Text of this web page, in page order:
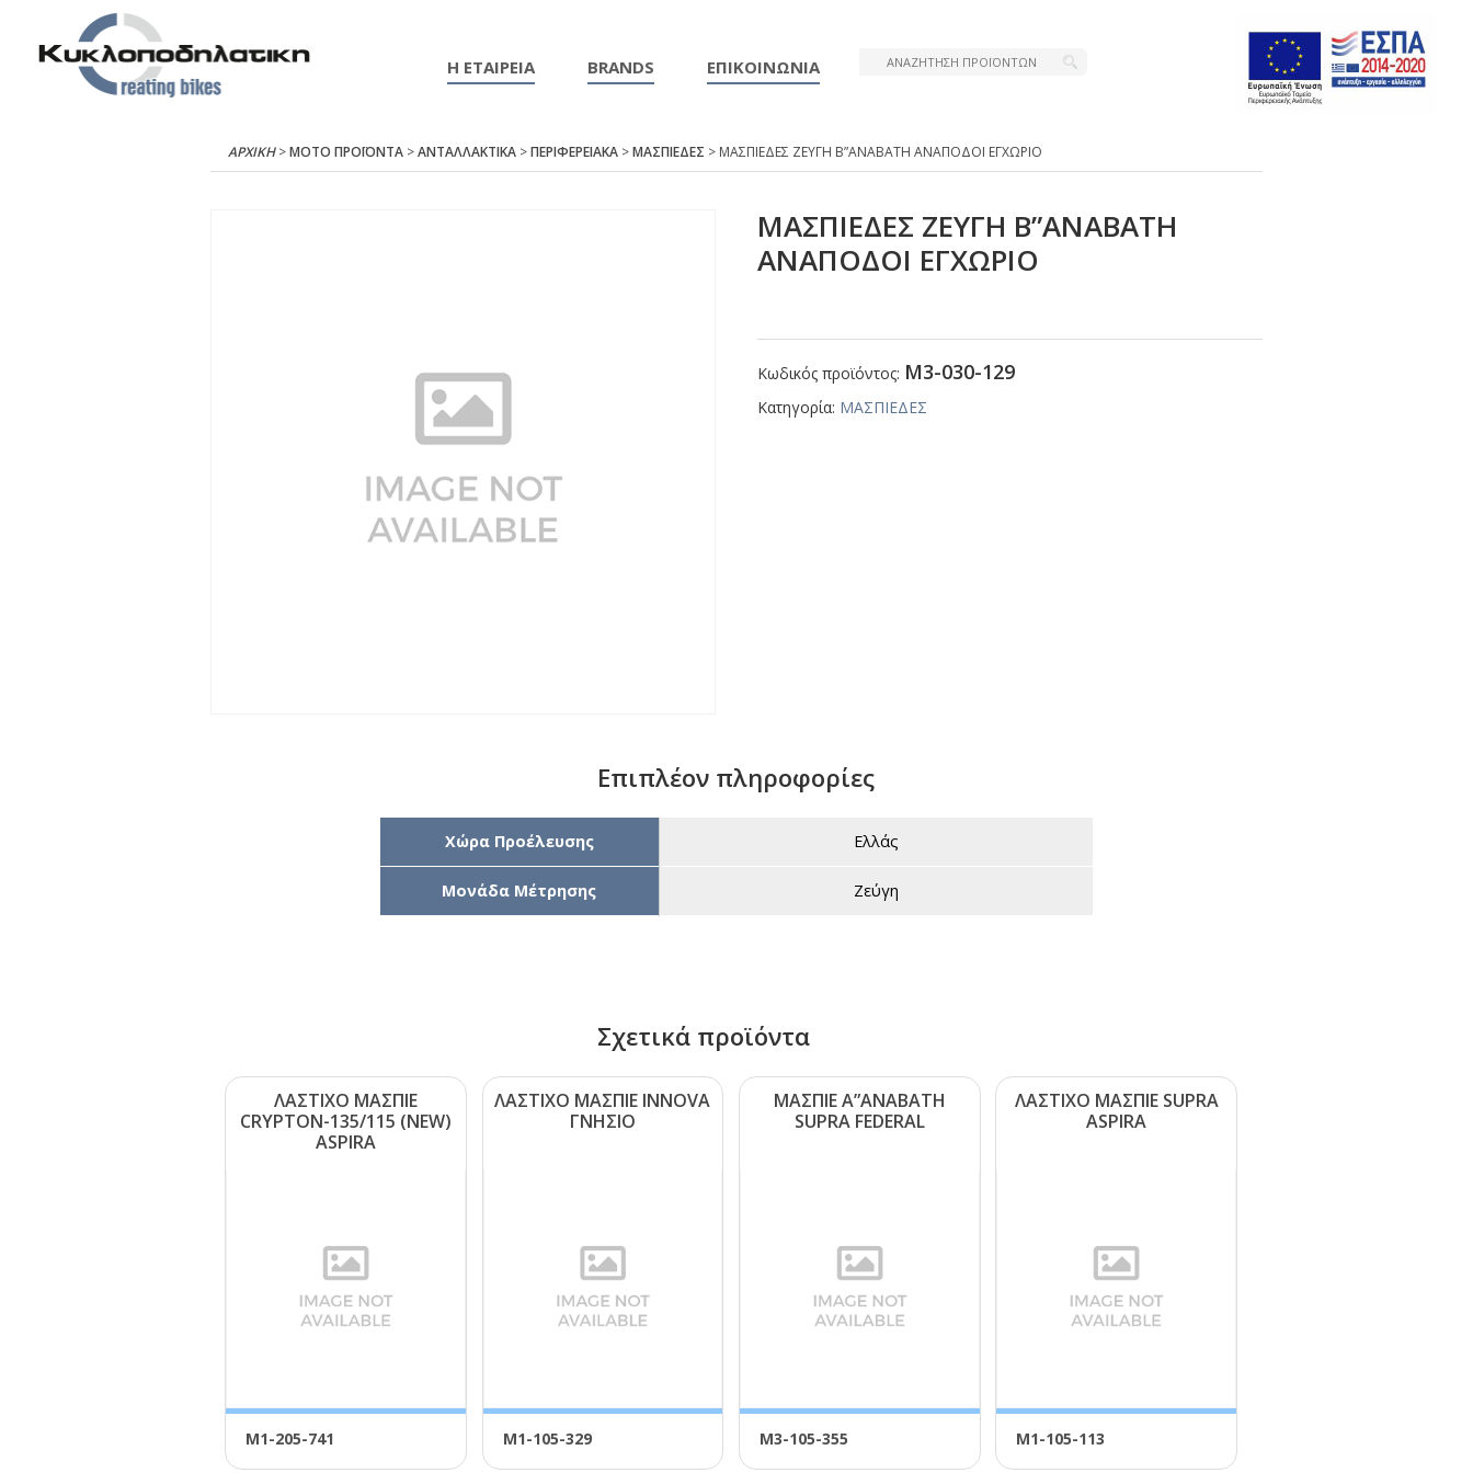
Η ΕΤΑΙΡΕΙΑ BRANDS ΕΠΙΚΟΙΝΩΝΙΑ
ΑΡΧΙΚΉ>ΜΟΤΟ ΠΡΟΪΟΝΤΑ>ΑΝΤΑΛΛΑΚΤΙΚΑ>ΠΕΡΙΦΕΡΕΙΑΚΑ>ΜΑΣΠΙΕΔΕΣ > ΜΑΣΠΙΕΔΕΣ ΖΕΥΓΗ Β”ΑΝΑΒΑΤΗ ΑΝΑΠΟΔΟΙ ΕΓΧΩΡΙΟ
ΜΑΣΠΙΕΔΕΣ ΖΕΥΓΗ Β”ΑΝΑΒΑΤΗ
ΑΝΑΠΟΔΟΙ ΕΓΧΩΡΙΟ
Κωδικός προϊόντος: Μ3-030-129
Κατηγορία: ΜΑΣΠΙΕΔΕΣ
Επιπλέον πληροφορίες
Χώρα Προέλευσης Ελλάς
Μονάδα Μέτρησης Ζεύγη
Σχετικά προϊόντα
ΛΑΣΤΙΧΟ ΜΑΣΠΙΕ
CRΥΡΤΟΝ-135/115 (ΝΕW)
ΑSΡΙRΑ
Μ1-205-741
ΛΑΣΤΙΧΟ ΜΑΣΠΙΕ ΙΝΝΟVΑ
ΓΝΗΣΙΟ
Μ1-105-329
ΜΑΣΠΙΕ Α”ΑΝΑΒΑΤΗ
SUΡRΑ FΕDΕRΑL
Μ3-105-355
ΛΑΣΤΙΧΟ ΜΑΣΠΙΕ SUΡRΑ
ΑSΡΙRΑ
Μ1-105-113